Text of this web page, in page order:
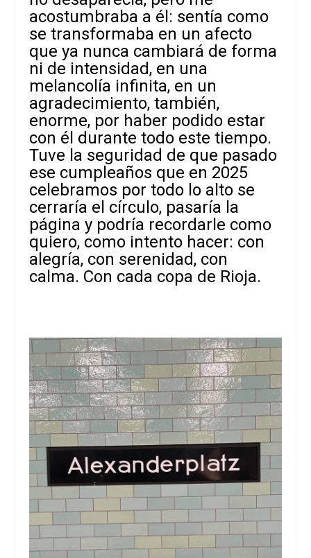
acostumbraba a él: sentía como
se transformaba en un afecto
que ya nunca cambiará de forma
ni de intensidad, en una
melancolía infinita, en un
agradecimiento, también,
enorme, por haber podido estar
con él durante todo este tiempo.
Tuve la seguridad de que pasado
ese cumpleaños que en 2025
celebramos por todo lo alto se
cerraría el círculo, pasaría la
página y podría recordarle como
quiero, como intento hacer: con
alegría, con serenidad, con
calma. Con cada copa de Rioja.